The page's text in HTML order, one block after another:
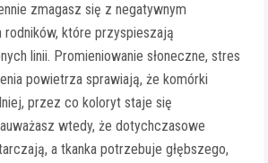
zmagasz się z negatywnym
rodników, które przyspieszają
linii. Promieniowanie słoneczne, stres
powietrza sprawiają, że komórki
przez co koloryt staje się
wtedy, że dotychczasowe
a tkanka potrzebuje głębszego,